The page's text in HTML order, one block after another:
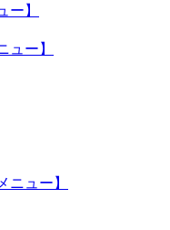
ー】
ュー】
ニュー】